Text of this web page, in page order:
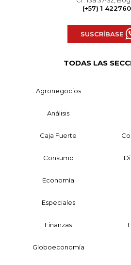
(+57) 1
SUSCRÍBASE
TODAS LAS
Agronegocios
Análisis
Caja Fuerte
Consumo
Economía
Especiales
Finanzas
Globoeconomía